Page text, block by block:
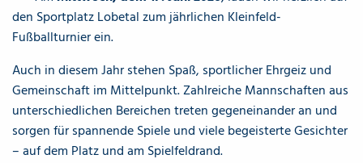
den Sportplatz Lobetal zum jährlichen Kleinfeld-
Fußballturnier ein.
Auch in diesem Jahr stehen Spaß, sportlicher Ehrgeiz und
Gemeinschaft im Mittelpunkt. Zahlreiche Mannschaften aus
unterschiedlichen Bereichen treten gegeneinander an und
sorgen für spannende Spiele und viele begeisterte Gesichter
– auf dem Platz und am Spielfeldrand.